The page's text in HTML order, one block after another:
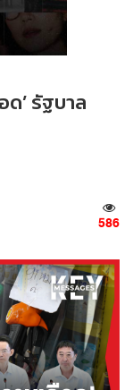
’ รัฐบาล
586